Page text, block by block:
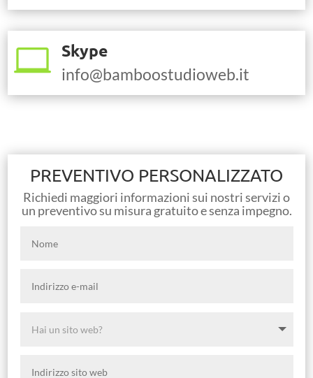
 Skype
info@bamboostudioweb.it
PREVENTIVO PERSONALIZZATO
Richiedi maggiori informazioni sui nostri servizi o
un preventivo su misura gratuito e senza impegno.